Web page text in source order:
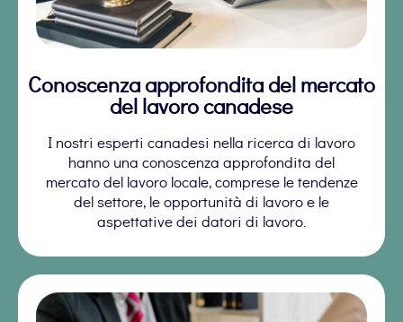
Conoscenza approfondita del mercato
del lavoro canadese
I nostri esperti canadesi nella ricerca di lavoro
hanno una conoscenza approfondita del
mercato del lavoro locale, comprese le tendenze
del settore, le opportunità di lavoro e le
aspettative dei datori di lavoro.